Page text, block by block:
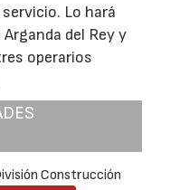
Lo hará
del Rey y
operarios
Construcción